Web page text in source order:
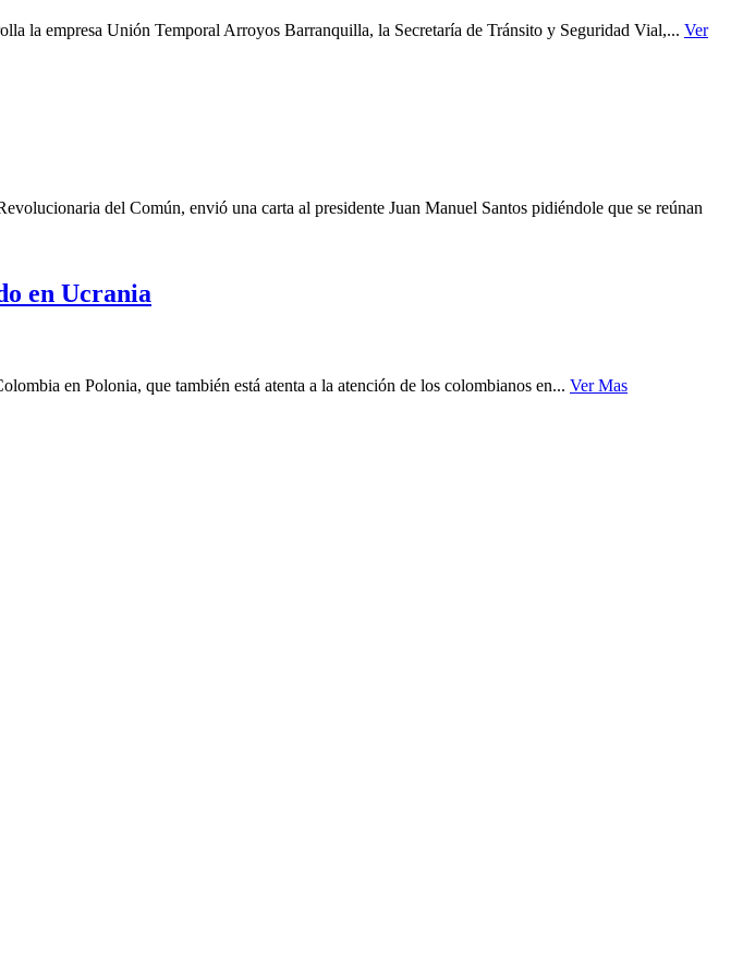
la empresa Unión Temporal Arroyos Barranquilla, la Secretaría de Tránsito y Seguridad Vial,... Ver
del Común, envió una carta al presidente Juan Manuel Santos pidiéndole que se reúnan
en Ucrania
en Polonia, que también está atenta a la atención de los colombianos en... Ver Mas